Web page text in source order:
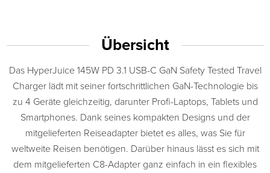
Übersicht
Das HyperJuice 145W PD 3.1 USB-C GaN Safety Tested Travel
Charger lädt mit seiner fortschrittlichen GaN-Technologie bis
zu 4 Geräte gleichzeitig, darunter Profi-Laptops, Tablets und
Smartphones. Dank seines kompakten Designs und der
mitgelieferten Reiseadapter bietet es alles, was Sie für
weltweite Reisen benötigen. Darüber hinaus lässt es sich mit
dem mitgelieferten C8-Adapter ganz einfach in ein flexibles